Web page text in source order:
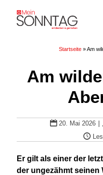
Startseite »Am
Am
20. Mai 2026 |
Er gilt als einer der
der ungezähmt seinen